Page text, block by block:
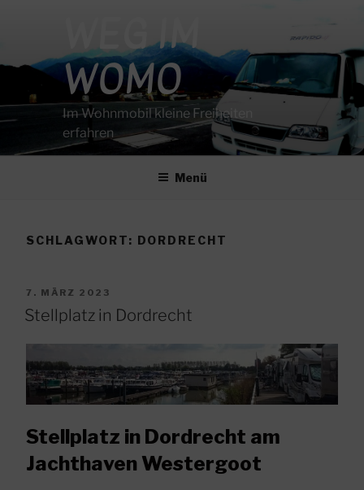
WEG IM
WOMO
Im Wohnmobil kleine Freiheiten
erfahren
Menü
SCHLAGWORT: DORDRECHT
VERÖFFENTLICHT
AM
7. MÄRZ 2023
Stellplatz in Dordrecht
Stellplatz in Dordrecht am
Jachthaven Westergoot